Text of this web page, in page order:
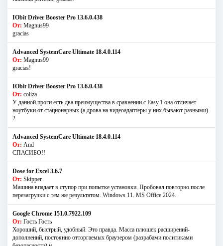
IObit Driver Booster Pro 13.6.0.438
От: Magnus99
gracias
Advanced SystemCare Ultimate 18.4.0.114
От: Magnus99
gracias!
IObit Driver Booster Pro 13.6.0.438
От: coliza
У данной проги есть два преимущества в сравнении с Easy.1 она отличает
ноутбуки от стационарных (а дрова на видеоадаптеры у них бывают разными)
2
Advanced SystemCare Ultimate 18.4.0.114
От: And
СПАСИБО!!
Dose for Excel 3.6.7
От: Skipper
Машина впадает в ступор при попытке установки. Пробовал повторно после
перезагрузки с тем же результатом. Windows 11. MS Offiсe 2024.
Google Chrome 151.0.7922.109
От: Гость Гость
Хороший, быстрый, удобный. Это правда. Масса плюшек расширений-
дополнений, постоянно отторгаемых браузером (разрабами политиками